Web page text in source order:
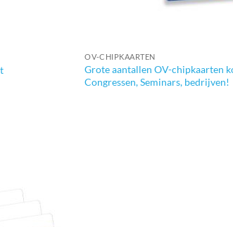
OV-CHIPKAARTEN
Grote aantallen OV-chipkaarten
Congressen, Seminars, bedrijven!